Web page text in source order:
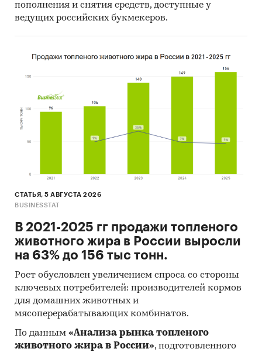
пополнения и снятия средств, доступные у
ведущих российских букмекеров.
СТАТЬЯ, 5 АВГУСТА 2026
BUSINESSTAT
В 2021-2025 гг продажи топленого
животного жира в России выросли
на 63% до 156 тыс тонн.
Рост обусловлен увеличением спроса со стороны
ключевых потребителей: производителей кормов
для домашних животных и
мясоперерабатывающих комбинатов.
По данным «Анализа рынка топленого
животного жира в России», подготовленного